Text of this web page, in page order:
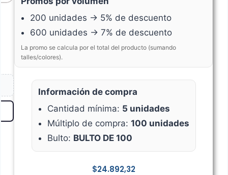
$24.892,32
200 unidades → 5% de descuento
600 unidades → 7% de descuento
La promo se calcula por el total del producto (sumando
talles/colores).
Información de compra
Cantidad mínima: 5 unidades
Múltiplo de compra: 100 unidades
Bulto: BULTO DE 100